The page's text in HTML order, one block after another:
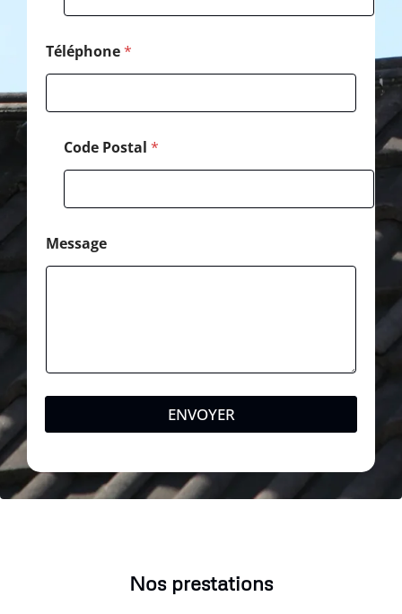
e
Téléphone*
Code Postal *
Message
ENVOYER
Nos prestations